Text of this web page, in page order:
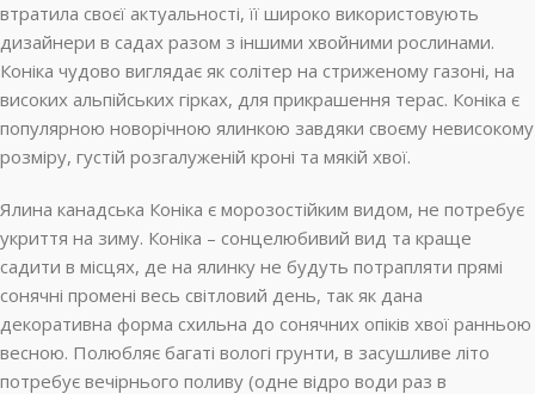
втратила своєї актуальності, її широко використовують
дизайнери в садах разом з іншими хвойними рослинами.
Коніка чудово виглядає як солітер на стриженому газоні, на
високих альпійських гірках, для прикрашення терас. Коніка є
популярною новорічною ялинкою завдяки своєму невисокому
розміру, густій розгалуженій кроні та мякій хвої.
Ялина канадська Коніка є морозостійким видом, не потребує
укриття на зиму. Коніка – сонцелюбивий вид та краще
садити в місцях, де на ялинку не будуть потрапляти прямі
сонячні промені весь світловий день, так як дана
декоративна форма схильна до сонячних опіків хвої ранньою
весною. Полюбляє багаті вологі грунти, в засушливе літо
потребує вечірнього поливу (одне відро води раз в